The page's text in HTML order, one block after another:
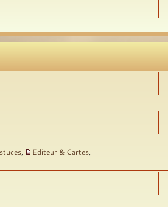
Editeur & Cartes